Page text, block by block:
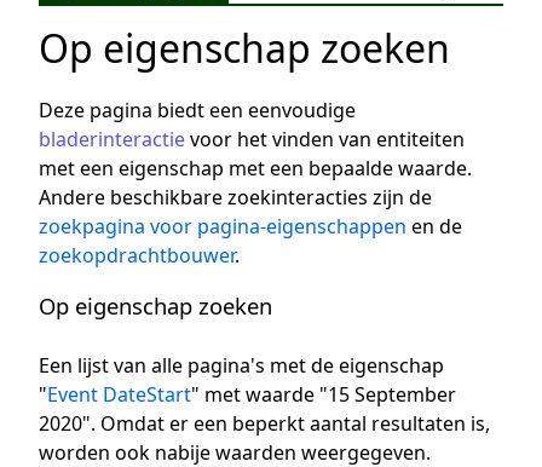
Op eigenschap zoeken
Deze pagina biedt een eenvoudige
bladerinteractievoor het vinden van entiteiten
met een eigenschap met een bepaalde waarde.
Andere beschikbare zoekinteracties zijn de
zoekpagina voor pagina-eigenschappen en de
zoekopdrachtbouwer.
Op eigenschap zoeken
Een lijst van alle pagina's met de eigenschap
"Event DateStart" met waarde "15 September
2020". Omdat er een beperkt aantal resultaten is,
worden ook nabije waarden weergegeven.